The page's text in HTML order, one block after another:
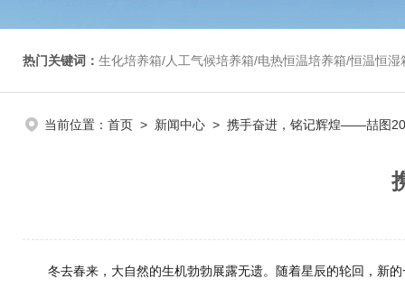
热门关键词： 生化培养箱/人工气候培养箱/电热恒温培养箱/恒温恒湿箱/光照培养箱/二氧化碳培养箱
当前位置： 首页 > 新闻中心 > 携手奋进，铭记辉煌——喆图
冬去春来，大自然的生机勃勃展露无遗。随着星辰的轮回，新